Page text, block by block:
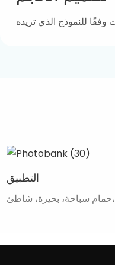
التطبيق
حمام سباحة، بحيرة، شاطئ،